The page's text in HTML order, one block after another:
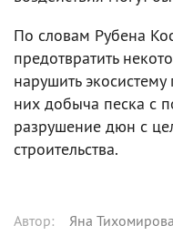
По словам Рубена
предотвратить
нарушить
них добыча песка с
разрушение дюн с
строительства.
Автор: Яна Тихомирова